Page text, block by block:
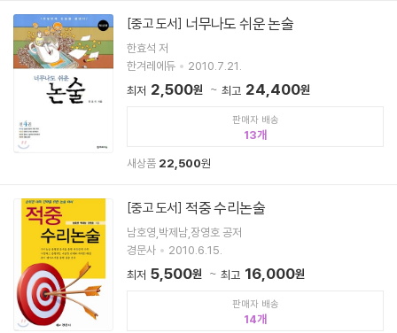
[중고 도서] 너무나도 쉬운 논술
한효석 저
한겨레에듀
2010.7.21.
최저 2,500원 최고 24,400원
판매자 배송
13
새상품 22,500원
[중고 도서] 적중 수리논술
남호영,박제남,장영호 공저
경문사
2010.6.15.
최저 5,500원 최고 16,000원
판매자 배송
14